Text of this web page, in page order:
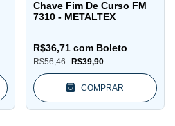
Chave Fim De Curso FM
7310 - METALTEX
R$56,46 R$39,90
R$36,71 com Boleto
COMPRAR